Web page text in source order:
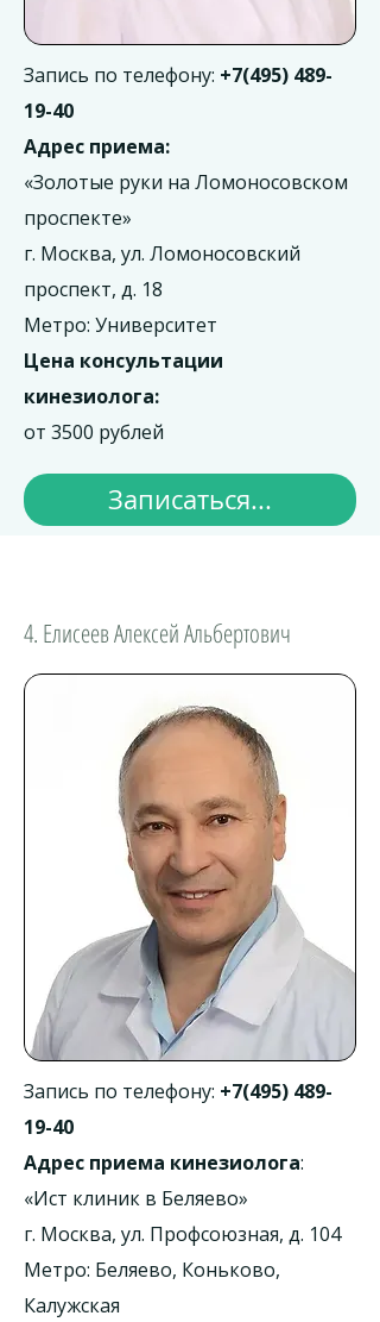
Запись по телефону: +7(495) 489-
19-40
Адрес приема:
«Золотые руки на Ломоносовском
проспекте»
г. Москва, ул. Ломоносовский
проспект, д. 18
Метро: Университет
Цена консультации
кинезиолога:
от 3500 рублей
Записаться...
4. Елисеев Алексей Альбертович
Запись по телефону: +7(495) 489-
19-40
Адрес приема кинезиолога:
«Ист клиник в Беляево»
г. Москва, ул. Профсоюзная, д. 104
Метро: Беляево, Коньково,
Калужская